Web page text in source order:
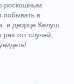
роскошным
побывать в
и дворце Келуш.
тот случай,